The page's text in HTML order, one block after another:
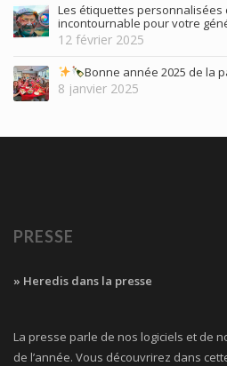
Les étiquettes personnalisées
incontournable pour votre
12 février 2025
Bonne année 2025 de la
8 janvier 2025
PRESSE
» Heredis dans la presse
La presse parle de nos logiciels et de
de l’année. Vous découvrirez dans